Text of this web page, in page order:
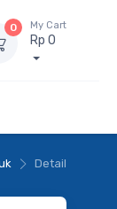
0 My Cart
Rp 0
Detail